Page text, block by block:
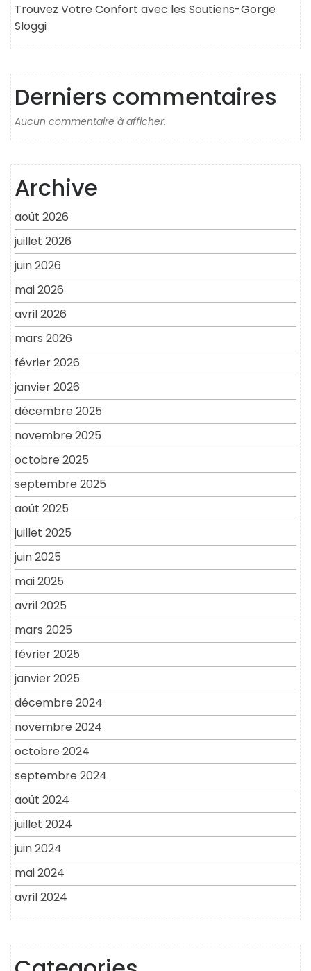
Trouvez Votre Confort avec les Soutiens-Gorge
Sloggi
Derniers commentaires
Aucun commentaire à afficher.
Archive
août 2026
juillet 2026
juin 2026
mai 2026
avril 2026
mars 2026
février 2026
janvier 2026
décembre 2025
novembre 2025
octobre 2025
septembre 2025
août 2025
juillet 2025
juin 2025
mai 2025
avril 2025
mars 2025
février 2025
janvier 2025
décembre 2024
novembre 2024
octobre 2024
septembre 2024
août 2024
juillet 2024
juin 2024
mai 2024
avril 2024